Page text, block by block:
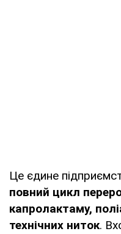
Це єдине
повний цикл
капролактаму,
технічних ниток.